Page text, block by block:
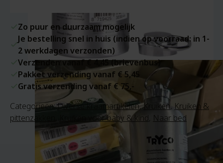
Zo puur en duurzaam mogelijk
Je bestelling snel in huis (indien op voorraad: in 1-
2 werkdagen verzonden)
Verzenden vanaf € 4,45 (brievenbus)
Pakket verzending vanaf € 5,45
Gratis verzending vanaf € 75,-
Categorieën:Diverse kraamartikelen,Kruiken, Kruiken &
pittenzakken
Kruiken voor baby & kind Naar bed